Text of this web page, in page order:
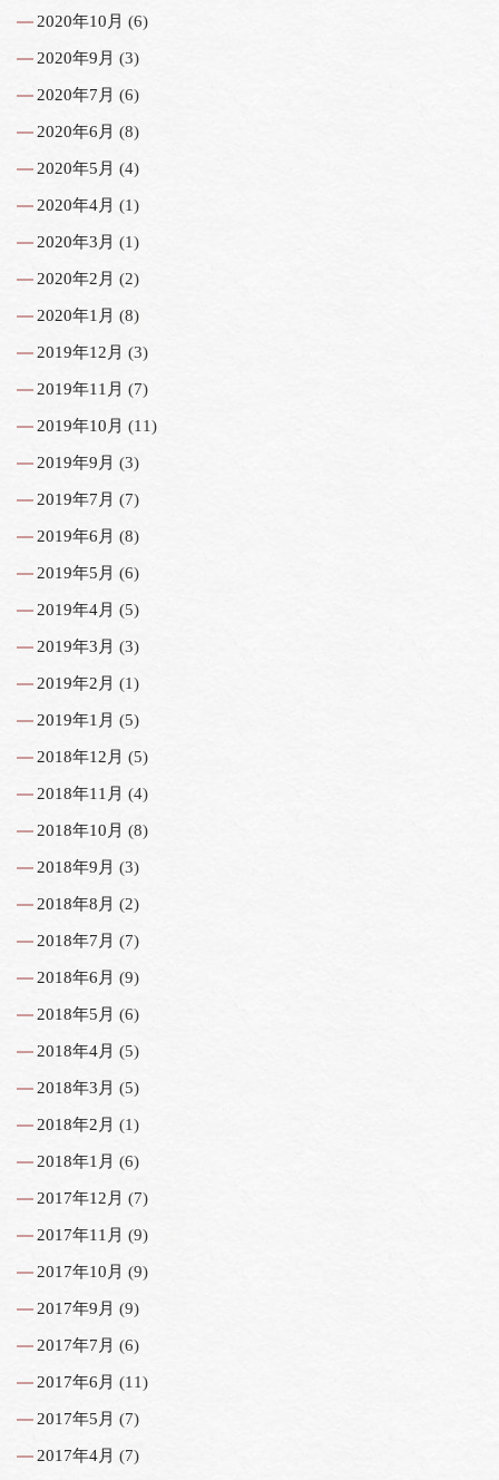
2020年10月 (6)
2020年9月 (3)
2020年7月 (6)
2020年6月 (8)
2020年5月 (4)
2020年4月 (1)
2020年3月 (1)
2020年2月 (2)
2020年1月 (8)
2019年12月 (3)
2019年11月 (7)
2019年10月 (11)
2019年9月 (3)
2019年7月 (7)
2019年6月 (8)
2019年5月 (6)
2019年4月 (5)
2019年3月 (3)
2019年2月 (1)
2019年1月 (5)
2018年12月 (5)
2018年11月 (4)
2018年10月 (8)
2018年9月 (3)
2018年8月 (2)
2018年7月 (7)
2018年6月 (9)
2018年5月 (6)
2018年4月 (5)
2018年3月 (5)
2018年2月 (1)
2018年1月 (6)
2017年12月 (7)
2017年11月 (9)
2017年10月 (9)
2017年9月 (9)
2017年7月 (6)
2017年6月 (11)
2017年5月 (7)
2017年4月 (7)